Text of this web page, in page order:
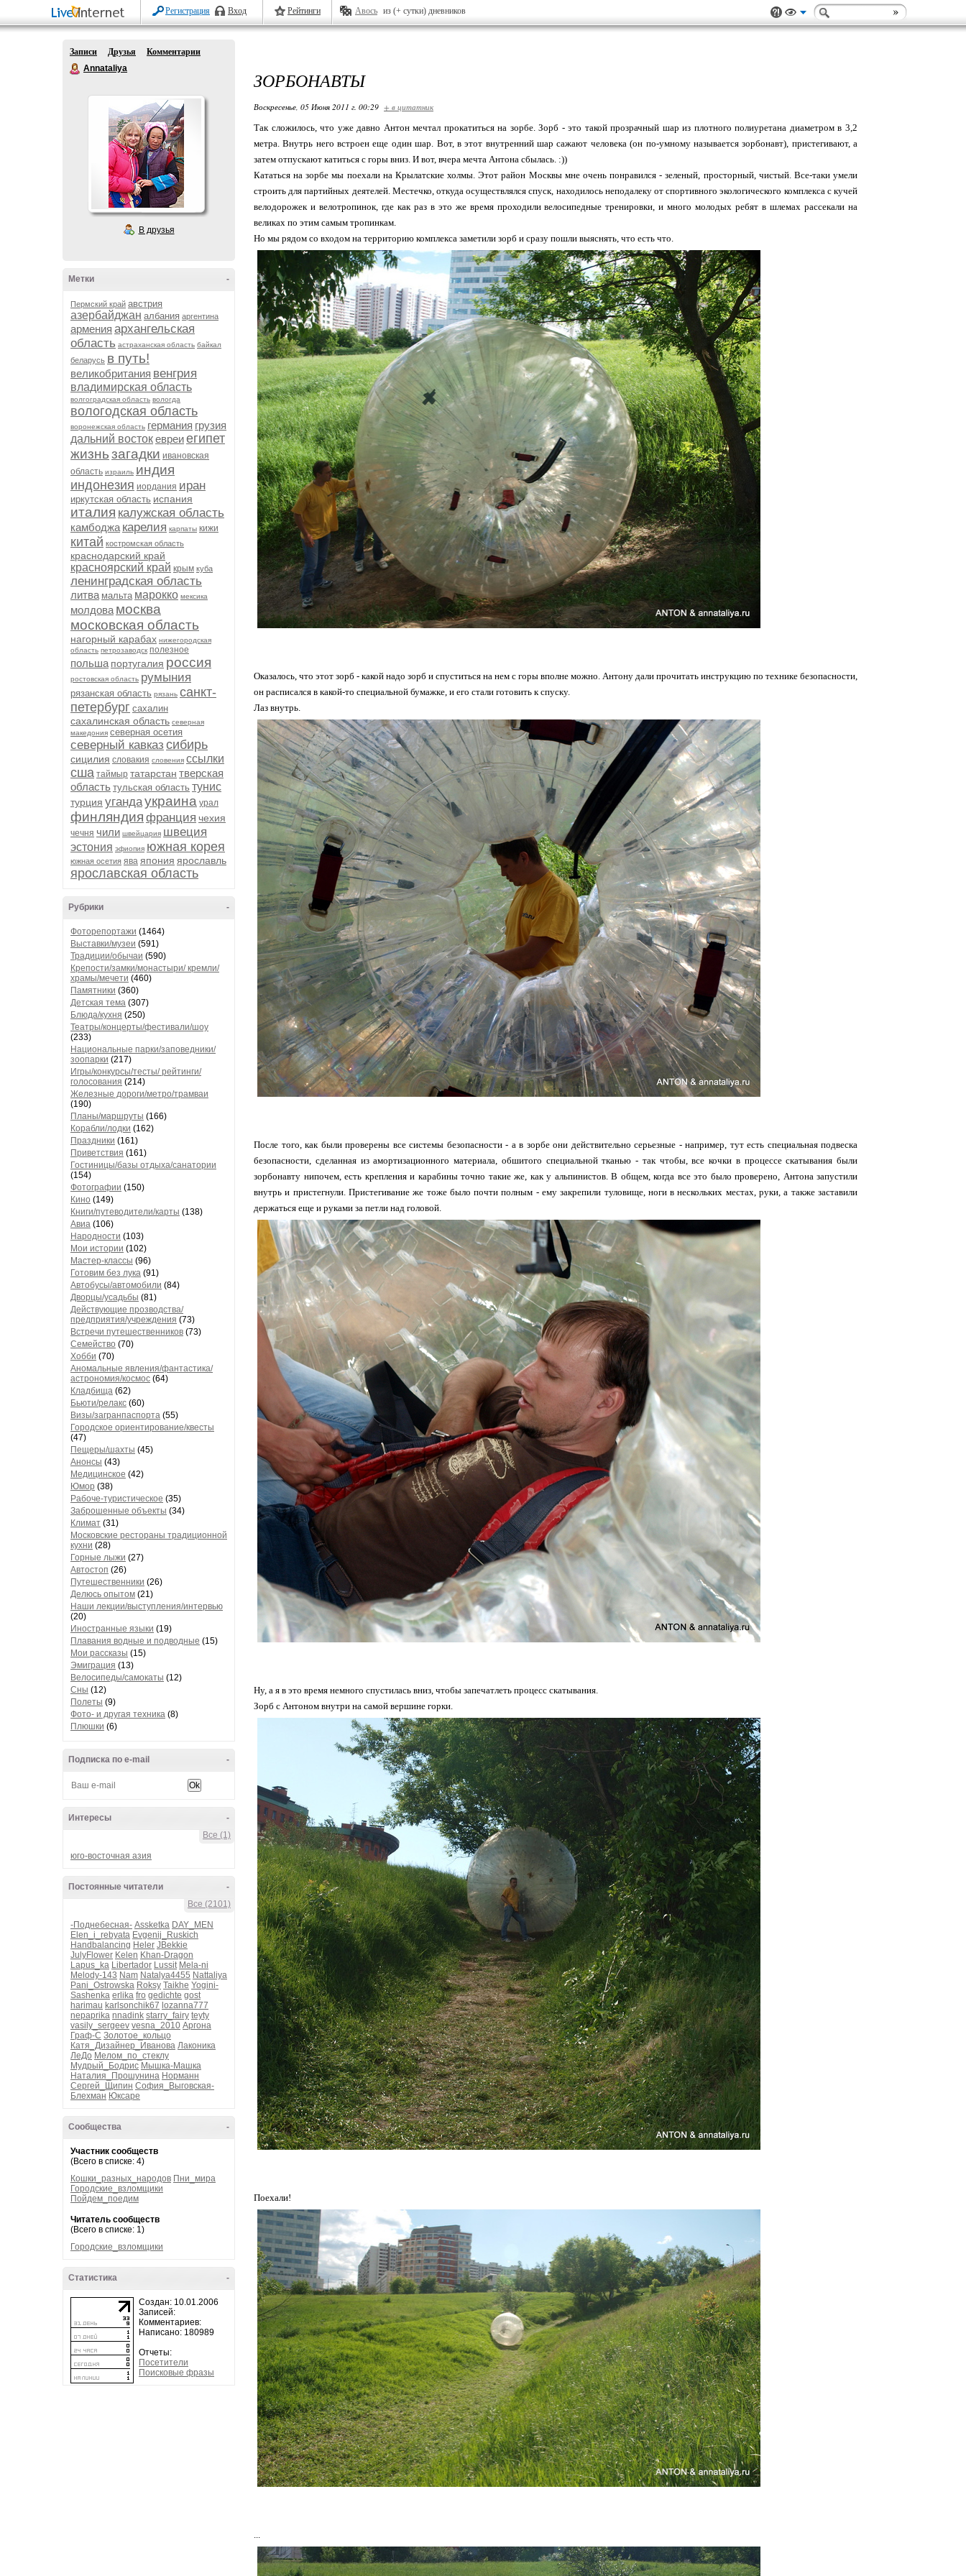
Регистрация Вход Рейтинги Авось из (+ сутки) дневников
Записи Друзья
Комментарии
Annataliya
В друзья
-
Метки
Пермский край австрия
азербайджан албания аргентина
армения архангельская
область астраханская область байкал
беларусь в путь!
великобритания венгрия
владимирская область
волгоградская область вологда
вологодская область
воронежская область германия грузия
дальний востокевреиегипет
жизньзагадки ивановская
область израиль индия
индонезия иордания иран
иркутская область испания
италия калужская область
камбоджа карелия карпаты кижи
китай костромская область
краснодарский край
красноярский край крым куба
ленинградская область
литва мальта марокко мексика
молдова москва
московская область
нагорный карабах нижегородская
область петрозаводск полезное
польша португалия россия
ростовская область румыния
рязанская область рязань санкт-
петербург сахалин
сахалинская область северная
македония северная осетия
северный кавказ сибирь
сицилия словакия словения ссылки
сша таймыр татарстан тверская
область тульская область тунис
турция угандаукраина урал
финляндия франция чехия
чечня чили швейцария швеция
эстония эфиопия южная корея
южная осетия ява япония ярославль
ярославская область
-
Рубрики
Фоторепортажи (1464)
Выставки/музеи (591)
Традиции/обычаи (590)
Крепости/замки/монастыри/ кремли/
храмы/мечети (460)
Памятники (360)
Детская тема (307)
Блюда/кухня (250)
Театры/концерты/фестивали/шоу
(233)
Национальные парки/заповедники/
зоопарки (217)
Игры/конкурсы/тесты/ рейтинги/
голосования (214)
Железные дороги/метро/трамваи
(190)
Планы/маршруты (166)
Корабли/лодки (162)
Праздники (161)
Приветствия (161)
Гостиницы/базы отдыха/санатории
(154)
Фотографии (150)
Кино (149)
Книги/путеводители/карты (138)
Авиа (106)
Народности (103)
Мои истории (102)
Мастер-классы (96)
Готовим без лука (91)
Автобусы/автомобили (84)
Дворцы/усадьбы (81)
Действующие прозводства/
предприятия/учреждения (73)
Встречи путешественников (73)
Семейство (70)
Хобби (70)
Аномальные явления/фантастика/
астрономия/космос (64)
Кладбища (62)
Бьюти/релакс (60)
Визы/загранпаспорта (55)
Городское ориентирование/квесты
(47)
Пещеры/шахты (45)
Анонсы (43)
Медицинское (42)
Юмор (38)
Рабоче-туристическое (35)
Заброшенные объекты (34)
Климат (31)
Московские рестораны традиционной
кухни (28)
Горные лыжи (27)
Автостоп (26)
Путешественники (26)
Делюсь опытом (21)
Наши лекции/выступления/интервью
(20)
Иностранные языки (19)
Плавания водные и подводные (15)
Мои рассказы (15)
Эмиграция (13)
Велосипеды/самокаты (12)
Сны (12)
Полеты (9)
Фото- и другая техника (8)
Плюшки (6)
-
Подписка по e-mail
-
Интересы
Все (1)
юго-восточная азия
-
Постоянные читатели
Все (2101)
-Поднебесная- Assketka DAY_MEN
Elen_i_rebyata Evgenij_Ruskich
Handbalancing Heler JBekkie
JulyFlower Kelen Khan-Dragon
Lapus_ka Libertador Lussit Mela-ni
Melody-143 Nam Natalya4455 Nattaliya
Pani_Ostrowska Roksy Taikhe Yogini-
Sashenka erlika fro gedichte gost
harimau karlsonchik67 lozanna777
nepaprika nnadink starry_fairy teyty
vasily_sergeev vesna_2010 Аргона
Граф-С Золотое_кольцо
Катя_Дизайнер_Иванова Лаконика
ЛеДо Мелом_по_стеклу
Мудрый_Бодрис Мышка-Машка
Наталия_Прошунина Норманн
Сергей_Щипин София_Выговская-
Блехман Юксаре
-
Сообщества
Участник сообществ
(Всего в списке: 4)
Кошки_разных_народов Пни_мира
Городские_взломщики
Пойдем_поедим
Читатель сообществ
(Всего в списке: 1)
Городские_взломщики
-
Статистика
Создан: 10.01.2006
Записей:
Комментариев:
Написано: 180989
Отчеты:
Посетители
Поисковые фразы
ЗОРБОНАВТЫ
Воскресенье, 05 Июня 2011 г. 00:29 + в цитатник
Так сложилось, что уже давно Антон мечтал прокатиться на зорбе. Зорб - это такой прозрачный шар из плотного полиуретана диаметром в 3,2
метра. Внутрь него встроен еще один шар. Вот, в этот внутренний шар сажают человека (он по-умному называется зорбонавт), пристегивают, а
затем отпускают катиться с горы вниз. И вот, вчера мечта Антона сбылась. :))
Кататься на зорбе мы поехали на Крылатские холмы. Этот район Москвы мне очень понравился - зеленый, просторный, чистый. Все-таки умели
строить для партийных деятелей. Местечко, откуда осуществлялся спуск, находилось неподалеку от спортивного экологического комплекса с кучей
велодорожек и велотропинок, где как раз в это же время проходили велосипедные тренировки, и много молодых ребят в шлемах рассекали на
великах по этим самым тропинкам.
Но мы рядом со входом на территорию комплекса заметили зорб и сразу пошли выяснять, что есть что.
Оказалось, что этот зорб - какой надо зорб и спуститься на нем с горы вполне можно. Антону дали прочитать инструкцию по технике безопасности,
он расписался в какой-то специальной бумажке, и его стали готовить к спуску.
Лаз внутрь.
После того, как были проверены все системы безопасности - а в зорбе они действительно серьезные - например, тут есть специальная подвеска
безопасности, сделанная из амортизационного материала, обшитого специальной тканью - так чтобы, все кочки в процессе скатывания были
зорбонавту нипочем, есть крепления и карабины точно такие же, как у альпинистов. В общем, когда все это было проверено, Антона запустили
внутрь и пристегнули. Пристегивание же тоже было почти полным - ему закрепили туловище, ноги в нескольких местах, руки, а также заставили
держаться еще и руками за петли над головой.
Ну, а я в это время немного спустилась вниз, чтобы запечатлеть процесс скатывания.
Зорб с Антоном внутри на самой вершине горки.
Поехали!
...